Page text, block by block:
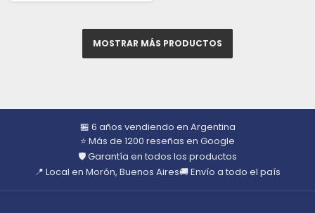
MOSTRAR MÁS PRODUCTOS
🏪 6 años vendiendo en Argentina
⭐ Más de 1200 reseñas en Google
🛡️ Garantía en todos los productos
📍 Local en Morón, Buenos Aires🚚 Envío a todo el país